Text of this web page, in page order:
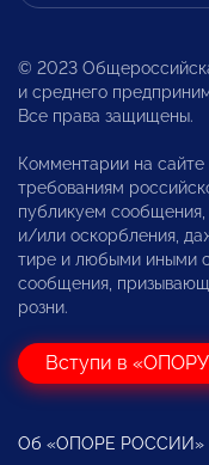
© 2023
и среднего
Все права защищены.
Комментарии на
требованиям
публикуем
и/или оскорбления,
тире и любыми иными
сообщения,
розни.
Вступи в
Об «ОПОРЕ РОССИИ»